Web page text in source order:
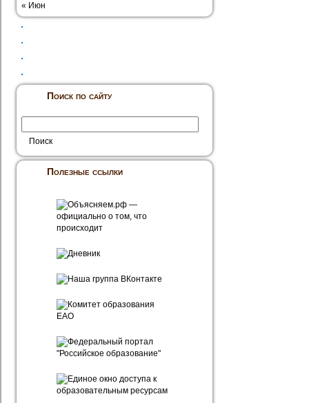
« Июн
Поиск по сайту
Полезные ссылки